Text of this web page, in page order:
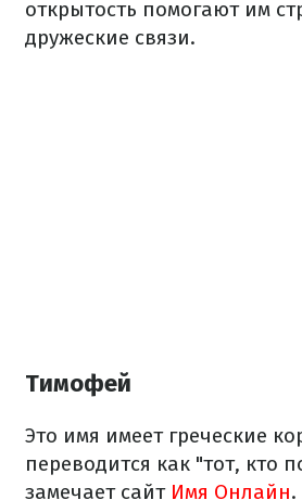
открытость помогают им
дружеские связи.
Тимофей
Это имя имеет греческие
переводится как "тот, кто
замечает сайт Имя Онлайн.